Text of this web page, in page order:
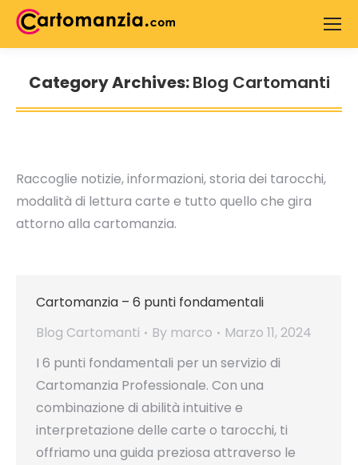
Search:
Category Archives:Blog Cartomanti
You are here:
Raccoglie notizie, informazioni, storia dei tarocchi,
modalità di lettura carte e tutto quello che gira
attorno alla cartomanzia.
Cartomanzia – 6 punti fondamentali
Blog Cartomanti
By marco
Marzo 11, 2024
I 6 punti fondamentali per un servizio di
Cartomanzia Professionale. Con una
combinazione di abilità intuitive e
interpretazione delle carte o tarocchi, ti
offriamo una guida preziosa attraverso le